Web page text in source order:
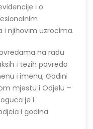
i o
i njihovim uzrocima.
na radu
i tezih povreda
i imenu, Godini
mjestu i Odjelu –
je i
i godina